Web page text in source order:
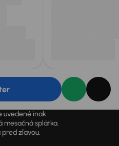
uvedené inak.
mesačná splátka.
pred zľavou.